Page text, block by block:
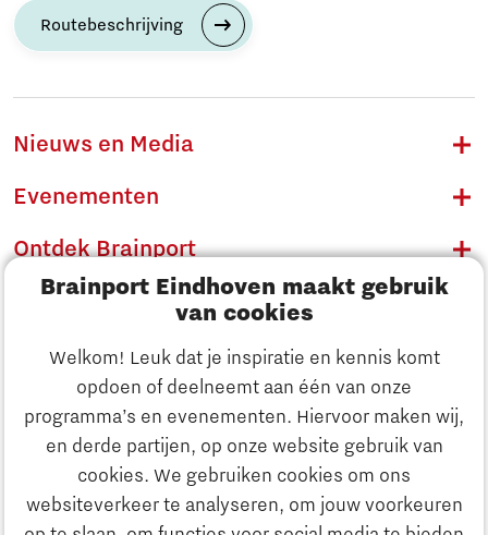
Brainport Eindhoven maakt gebruik
van cookies
Welkom! Leuk dat je inspiratie en kennis komt
opdoen of deelneemt aan één van onze
programma’s en evenementen. Hiervoor maken wij,
en derde partijen, op onze website gebruik van
cookies. We gebruiken cookies om ons
websiteverkeer te analyseren, om jouw voorkeuren
Ontdek Brainport
Innovatie
Routebeschrijving
Nieuws en Media
Evenementen
Ontdek Brainport
Innovatie
Ondernemen
Onderwijs
Maatschappelijk
Strategie & Organisatie